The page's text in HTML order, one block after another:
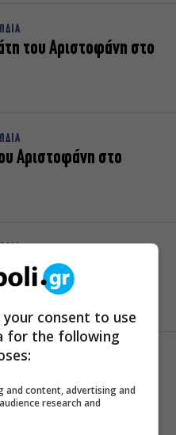
του Αριστοφάνη στο
Αριστοφάνη στο
Αριστοφάνη στο
consent to use
for the following
and content, advertising and
research and